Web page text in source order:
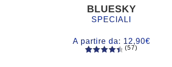
BLUESKY
SPECIALI
A partire da: 12,90€
(57)